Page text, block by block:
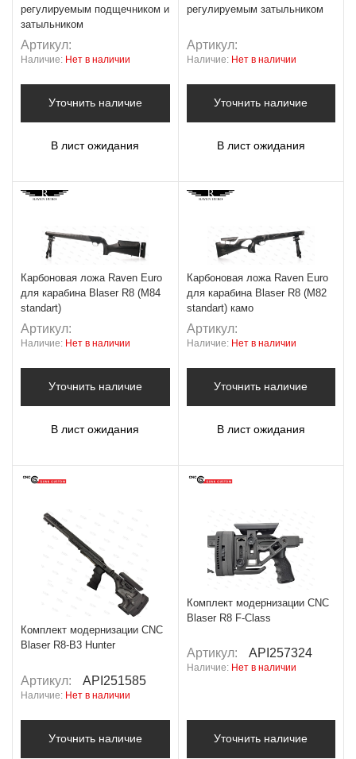
регулируемым подщечником и
затыльником
Артикул:
Наличие: Нет в наличии
Уточнить наличие
В лист ожидания
регулируемым затыльником
Артикул:
Наличие: Нет в наличии
Уточнить наличие
В лист ожидания
Карбоновая ложа Raven Euro
для карабина Blaser R8 (M84
standart)
Артикул:
Наличие: Нет в наличии
Уточнить наличие
В лист ожидания
Карбоновая ложа Raven Euro
для карабина Blaser R8 (M82
standart) камо
Артикул:
Наличие: Нет в наличии
Уточнить наличие
В лист ожидания
Комплект модернизации CNC
Blaser R8-B3 Hunter
Артикул: API251585
Наличие: Нет в наличии
Уточнить наличие
Комплект модернизации CNC
Blaser R8 F-Class
Артикул: API257324
Наличие: Нет в наличии
Уточнить наличие